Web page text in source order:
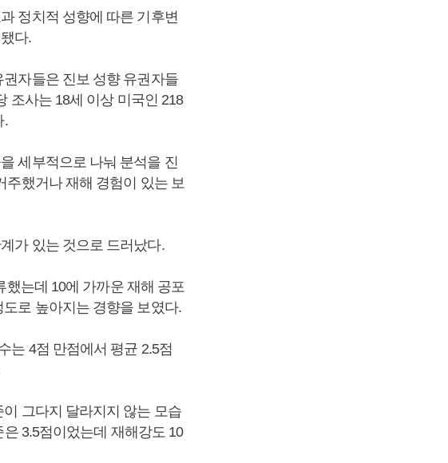
정치적 성향에 따른 기후변
다.
자들은 진보 성향 유권자들
조사는 18세 이상 미국인 218
.
세부적으로 나눠 분석을 진
주했거나 재해 경험이 있는 보
가 있는 것으로 드러났다.
는데 10에 가까운 재해 공포
로 높아지는 경향을 보였다.
는 4점 만점에서 평균 2.5점
그다지 달라지지 않는 모습
3.5점이었는데 재해강도 10